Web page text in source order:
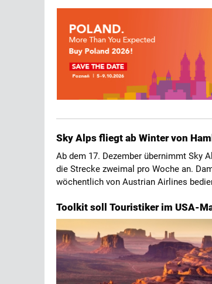
Sky Alps fliegt ab Winter von
Ab dem 17. Dezember übernimmt Sky
die Strecke zweimal pro Woche an.
wöchentlich von Austrian Airlines
Toolkit soll Touristiker im USA-